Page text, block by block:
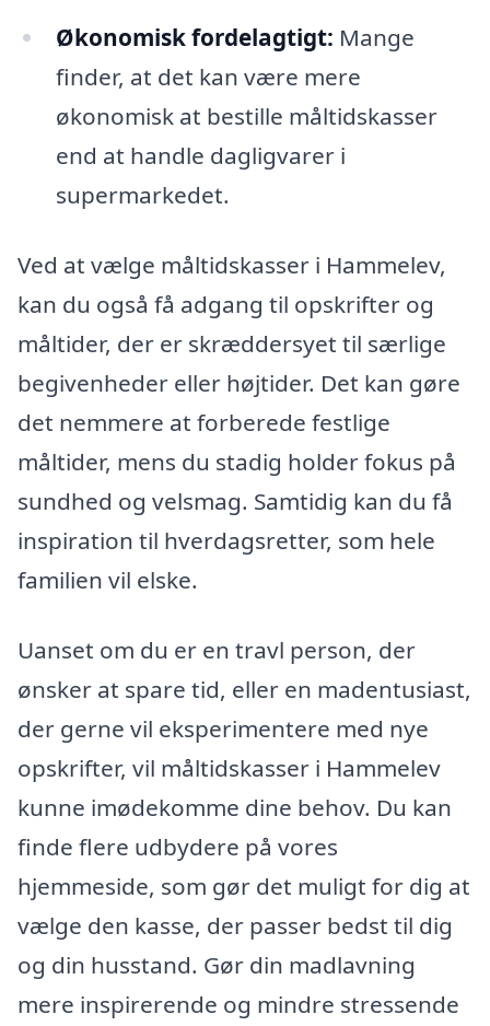
Økonomisk fordelagtigt: Mange
finder, at det kan være mere
økonomisk at bestille måltidskasser
end at handle dagligvarer i
supermarkedet.
Ved at vælge måltidskasser i Hammelev,
kan du også få adgang til opskrifter og
måltider, der er skræddersyet til særlige
begivenheder eller højtider. Det kan gøre
det nemmere at forberede festlige
måltider, mens du stadig holder fokus på
sundhed og velsmag. Samtidig kan du få
inspiration til hverdagsretter, som hele
familien vil elske.
Uanset om du er en travl person, der
ønsker at spare tid, eller en madentusiast,
der gerne vil eksperimentere med nye
opskrifter, vil måltidskasser i Hammelev
kunne imødekomme dine behov. Du kan
finde flere udbydere på vores
hjemmeside, som gør det muligt for dig at
vælge den kasse, der passer bedst til dig
og din husstand. Gør din madlavning
mere inspirerende og mindre stressende